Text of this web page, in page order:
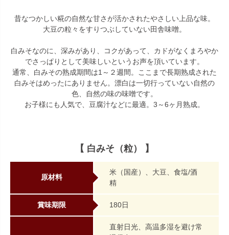
昔なつかしい糀の自然な甘さが活かされたやさしい上品な味。
大豆の粒々をすりつぶしていない田舎味噌。
白みそなのに、深みがあり、コクがあって、カドがなくまろやか
でさっぱりとして美味しいというお声を頂いています。
通常、白みその熟成期間は1～２週間。ここまで長期熟成された
白みそはめったにありません。漂白は一切行っていない自然の
色、自然の味の味噌です。
お子様にも人気で、豆腐汁などに最適。3～6ヶ月熟成。
【 白みそ（粒） 】
原材料
米（国産）、大豆、食塩/酒
精
賞味期限 180日
直射日光、高温多湿を避け常